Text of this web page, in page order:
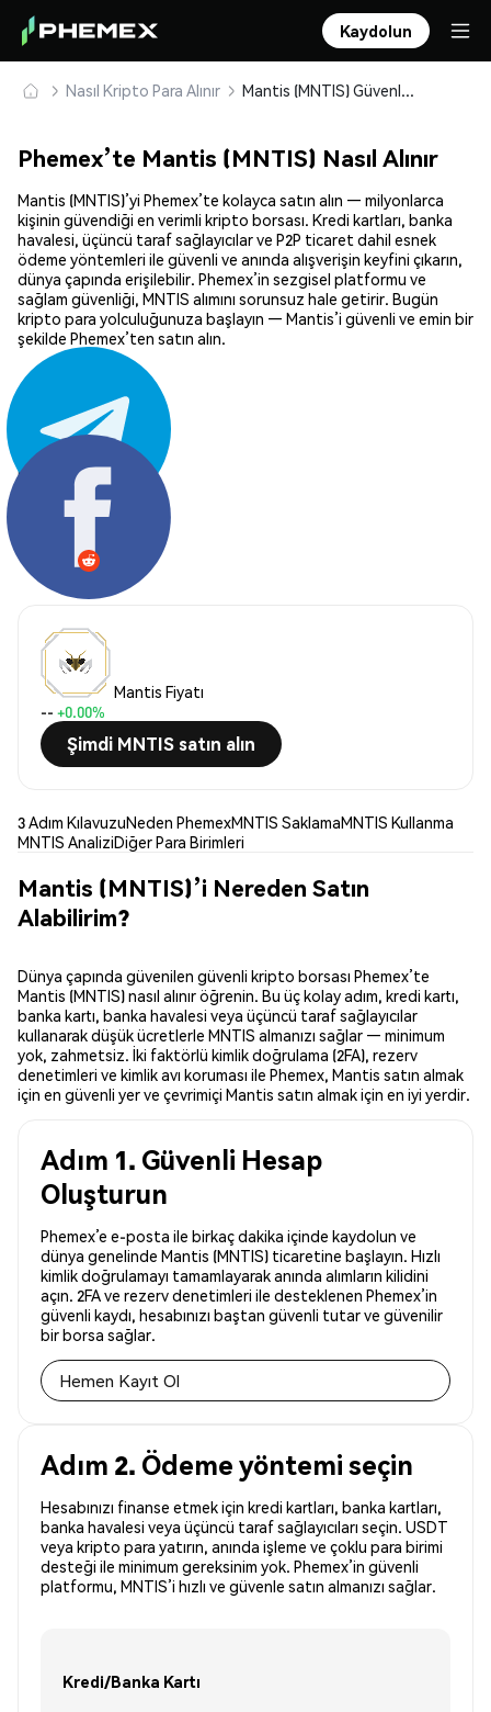
Kaydolun
Nasıl Kripto Para Alınır Mantis (MNTIS) Güvenle Satın Alın ve Saklayın
Phemex’te Mantis (MNTIS) Nasıl Alınır
Mantis (MNTIS)’yi Phemex’te kolayca satın alın — milyonlarca
kişinin güvendiği en verimli kripto borsası. Kredi kartları, banka
havalesi, üçüncü taraf sağlayıcılar ve P2P ticaret dahil esnek
ödeme yöntemleri ile güvenli ve anında alışverişin keyfini çıkarın,
dünya çapında erişilebilir. Phemex’in sezgisel platformu ve
sağlam güvenliği, MNTIS alımını sorunsuz hale getirir. Bugün
kripto para yolculuğunuza başlayın — Mantis’i güvenli ve emin bir
şekilde Phemex’ten satın alın.
Paylaş:
Mantis Fiyatı
-- +0.00%
Şimdi MNTIS satın alın
3 Adım KılavuzuNeden PhemexMNTIS SaklamaMNTIS Kullanma
MNTIS AnaliziDiğer Para Birimleri
Mantis (MNTIS)’i Nereden Satın
Alabilirim?
Dünya çapında güvenilen güvenli kripto borsası Phemex’te
Mantis (MNTIS) nasıl alınır öğrenin. Bu üç kolay adım, kredi kartı,
banka kartı, banka havalesi veya üçüncü taraf sağlayıcılar
kullanarak düşük ücretlerle MNTIS almanızı sağlar — minimum
yok, zahmetsiz. İki faktörlü kimlik doğrulama (2FA), rezerv
denetimleri ve kimlik avı koruması ile Phemex, Mantis satın almak
için en güvenli yer ve çevrimiçi Mantis satın almak için en iyi yerdir.
Adım 1. Güvenli Hesap
Oluşturun
Phemex’e e-posta ile birkaç dakika içinde kaydolun ve
dünya genelinde Mantis (MNTIS) ticaretine başlayın. Hızlı
kimlik doğrulamayı tamamlayarak anında alımların kilidini
açın. 2FA ve rezerv denetimleri ile desteklenen Phemex’in
güvenli kaydı, hesabınızı baştan güvenli tutar ve güvenilir
bir borsa sağlar.
Hemen Kayıt Ol
Adım 2. Ödeme yöntemi seçin
Hesabınızı finanse etmek için kredi kartları, banka kartları,
banka havalesi veya üçüncü taraf sağlayıcıları seçin. USDT
veya kripto para yatırın, anında işleme ve çoklu para birimi
desteği ile minimum gereksinim yok. Phemex’in güvenli
platformu, MNTIS’i hızlı ve güvenle satın almanızı sağlar.
Kredi/Banka Kartı